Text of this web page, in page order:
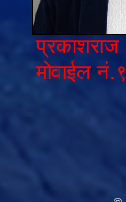
प्रकाशराज
मोवाईल